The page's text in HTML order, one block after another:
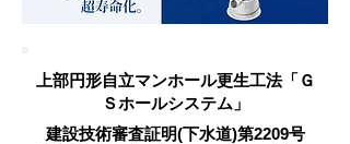
上部円形自立マンホール更生工法「Ｇ
Ｓホールシステム」
​建設技術審査証明(下水道)第2209号